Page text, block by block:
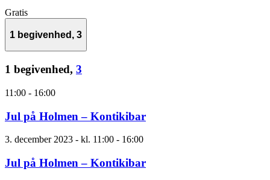
Gratis
1 begivenhed, 3
1 begivenhed, 3
11:00 - 16:00
Jul på Holmen – Kontikibar
3. december 2023 - kl. 11:00 - 16:00
Jul på Holmen – Kontikibar